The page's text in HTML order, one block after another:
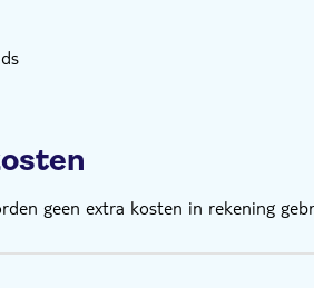
geen extra kosten in rekening